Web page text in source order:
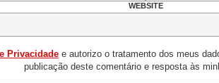
WEBSITE
Privacidade e autorizo o tratamento dos meus
publicação deste comentário e resposta às